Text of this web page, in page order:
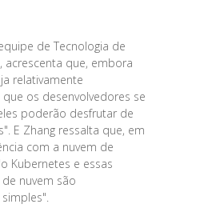
de Tecnologia de
acrescenta que, embora
relativamente
os desenvolvedores se
poderão desfrutar de
E Zhang ressalta que, em
com a nuvem de
Kubernetes e essas
nuvem são